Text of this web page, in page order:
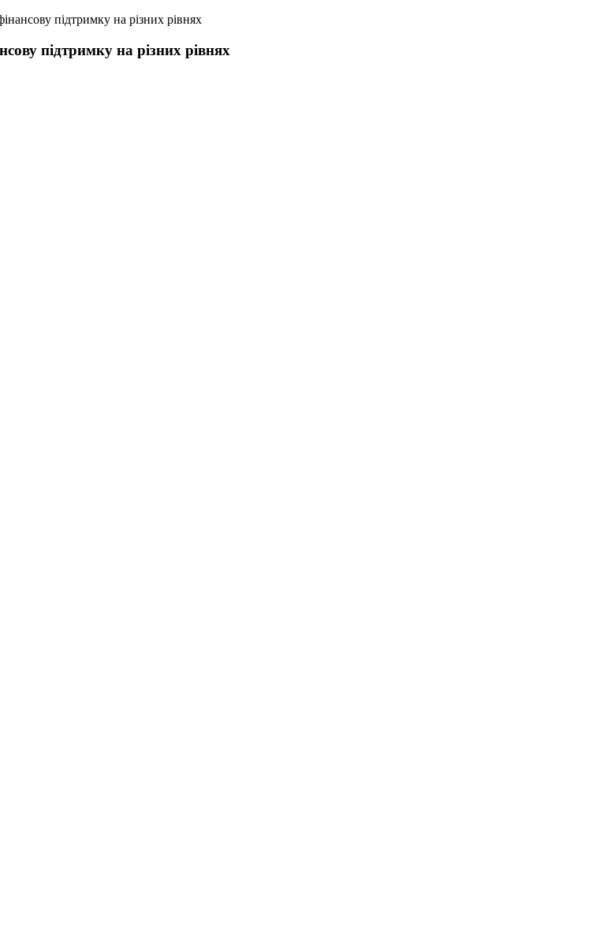
підтримку на різних рівнях
підтримку на різних рівнях